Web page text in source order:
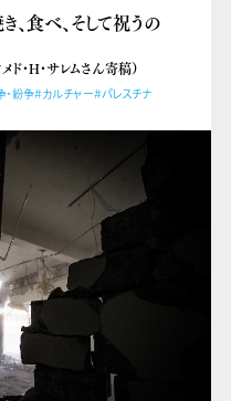
、食べ、そして祝うの
・H・サレムさん寄稿）
・紛争#カルチャー#パレスチナ